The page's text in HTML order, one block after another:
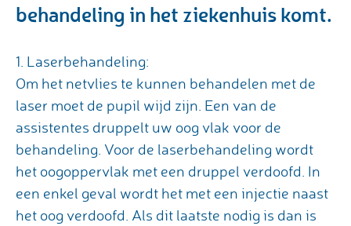
behandeling in het ziekenhuis komt.
1. Laserbehandeling:
Om het netvlies te kunnen behandelen met de
laser moet de pupil wijd zijn. Een van de
assistentes druppelt uw oog vlak voor de
behandeling. Voor de laserbehandeling wordt
het oogoppervlak met een druppel verdoofd. In
een enkel geval wordt het met een injectie naast
het oog verdoofd. Als dit laatste nodig is dan is